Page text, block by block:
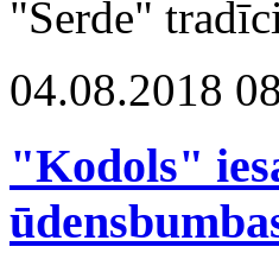
"Serde"
04.08.2018
"Kodols"